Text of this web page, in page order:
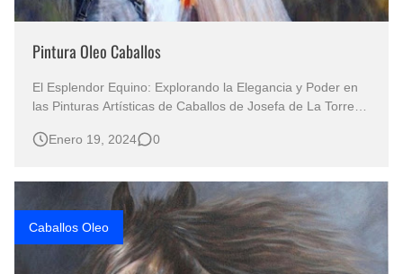
Pintura Oleo Caballos
El Esplendor Equino: Explorando la Elegancia y Poder en
las Pinturas Artísticas de Caballos de Josefa de La Torre
Sobre Lienzo Pinturas de Caballos Caballos Pintados al
Cabezas de Caballos …
Enero 19, 2024 0
Caballos Oleo